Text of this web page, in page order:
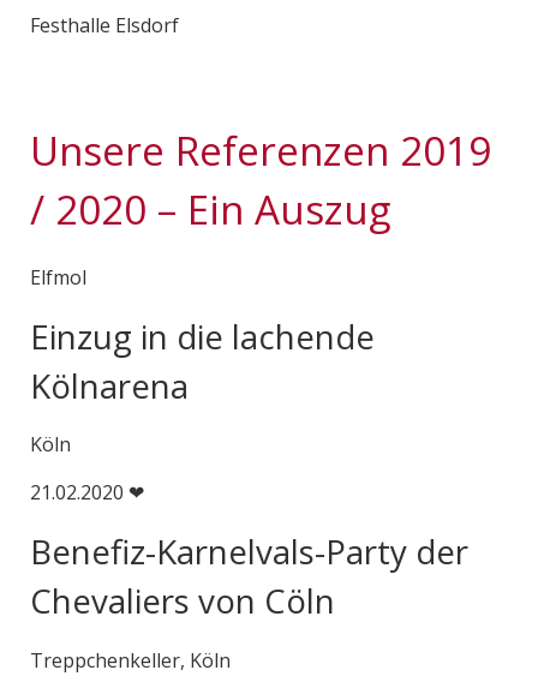
Festhalle Elsdorf
Unsere Referenzen 2019
/ 2020 – Ein Auszug
Elfmol
Einzug in die lachende
Kölnarena
Köln
21.02.2020 ❤
Benefiz-Karnelvals-Party der
Chevaliers von Cöln
Treppchenkeller, Köln